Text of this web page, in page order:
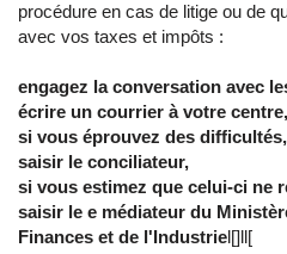
procédure en cas de litige ou de
avec vos taxes et impôts :
engagez la conversation avec
écrire un courrier à votre centre,
si vous éprouvez des
saisir le conciliateur,
si vous estimez que celui-ci ne
saisir le e médiateur du
Finances et de l'Industriel[]ll[